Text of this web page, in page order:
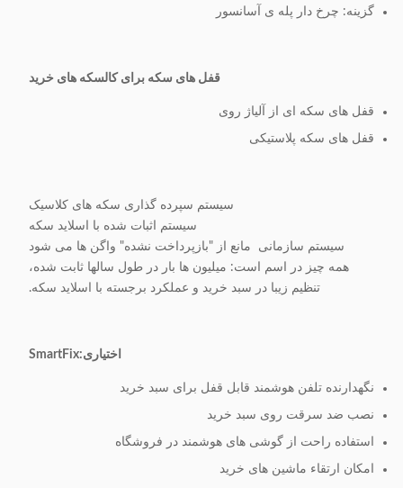
گزینه: چرخ دار پله ی آسانسور
قفل های سکه برای کالسکه های خرید
قفل های سکه ای از آلیاژ روی
قفل های سکه پلاستیکی
سیستم سپرده گذاری سکه های کلاسیک
سیستم اثبات شده با اسلاید سکه
سیستم سازمانی ‬ مانع از "بازپرداخت نشده" واگن ها می شود
همه چیز در اسم است: میلیون ها بار در طول سالها ثابت شده،
تنظیم زیبا در سبد خرید و عملکرد برجسته با اسلاید سکه.
اختیاری:SmartFix
نگهدارنده تلفن هوشمند قابل قفل برای سبد خرید
نصب ضد سرقت روی سبد خرید
استفاده راحت از گوشی های هوشمند در فروشگاه
امکان ارتقاء ماشین های خرید